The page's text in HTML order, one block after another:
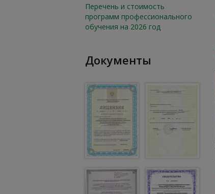
Перечень и стоимость
программ профессионального
обучения на 2026 год
Документы